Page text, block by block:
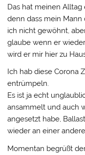
Das hat meinen
denn dass mein Mann
ich nicht gewöhnt,
glaube wenn er
wird er mir hier zu
Ich hab diese Corona
entrümpeln.
Es ist ja echt
ansammelt und auch
angesetzt habe,
wieder an einer
Momentan begrüßt